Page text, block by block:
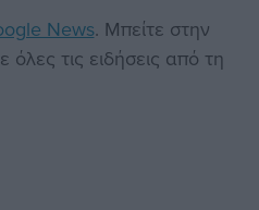
News. Μπείτε στην
όλες τις ειδήσεις από τη